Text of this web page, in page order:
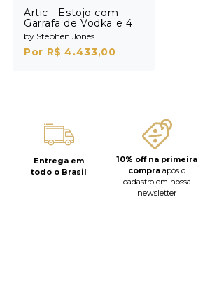
Artic - Estojo com
Garrafa de Vodka e 4
Shots
by Stephen Jones
Por R$ 4.433,00
Entrega em
todo o Brasil
10% off na primeira
compra após o
cadastro em nossa
newsletter